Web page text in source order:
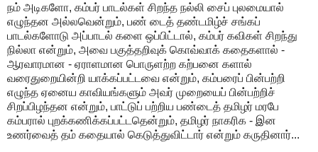
நம் அடிகளோ, கம்பர் பாடல்கள் சிறந்த நல்லி சைப் புலமையால்
எழுந்தன அல்லவென்றும், பண் டைத் தண்டமிழ்ச் சங்கப்
பாடல்களோடு அப்பாடல் களை ஒப்பிட்டால், கம்பர் கவிகள் சிறந்து
நில்லா என்றும், அவை பகுத்தறிவுக் கொவ்வாக் கதைகளால் -
ஆரவாரமான - ஏராளமான பொருளற்ற கற்பனை களால்
வரைதுறையின்றி யாக்கப்பட்டவை என்றும், கம்பரைப் பின்பற்றி
எழுந்த ஏனைய காவியங்களும் அவர் முறையைப் பின்பற்றிச்
சிறப்பிழந்தன என்றும், பாட்டுப் பற்றிய பண்டைத் தமிழர் மரபே
கம்பரால் புறக்கணிக்கப்பட்டதென்றும், தமிழர் நாகரிக - இன
உணர்வைத் தம் கதையால் கெடுத்துவிட்டார் என்றும் கருதினார்...